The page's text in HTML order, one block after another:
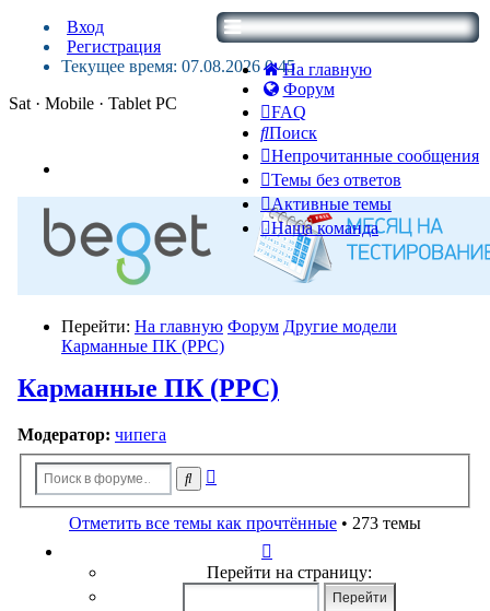
На главную
Форум
FAQ
Поиск
Непрочитанные сообщения
Темы без ответов
Активные темы
Наша команда
Вход
Регистрация
Текущее время: 07.08.2026 0:45
Sat · Mobile · Tablet PC
Перейти: На главную Форум Другие модели
Карманные ПК (PPC)
Карманные ПК (PPC)
Модератор: чипега
Поиск
поиск
Отметить все темы как прочтённые • 273 темы
1
из
Перейти на страницу: